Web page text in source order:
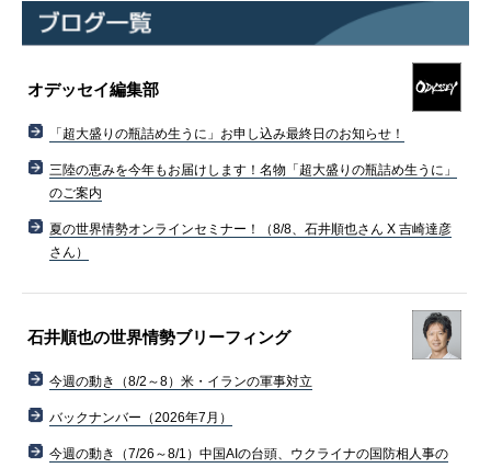
オデッセイ編集部
「超大盛りの瓶詰め生うに」お申し込み最終日のお知らせ！
三陸の恵みを今年もお届けします！名物「超大盛りの瓶詰め生うに」
のご案内
夏の世界情勢オンラインセミナー！（8/8、石井順也さん X 吉崎達彦
さん）
石井順也の世界情勢ブリーフィング
今週の動き（8/2～8）米・イランの軍事対立
バックナンバー（2026年7月）
今週の動き（7/26～8/1）中国AIの台頭、ウクライナの国防相人事の